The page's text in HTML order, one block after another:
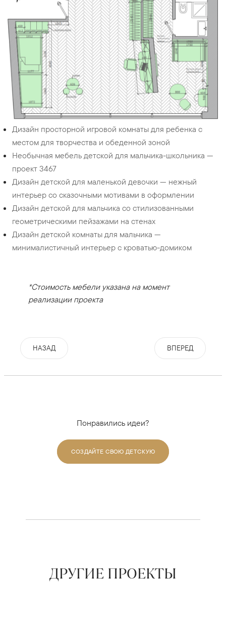
Дизайн просторной игровой комнаты для ребенка с
местом для творчества и обеденной зоной
Необычная мебель детской для мальчика-школьника —
проект 3467
Дизайн детской для маленькой девочки — нежный
интерьер со сказочными мотивами в оформлении
Дизайн детской для мальчика со стилизованными
геометрическими пейзажами на стенах
Дизайн детской комнаты для мальчика —
минималистичный интерьер с кроватью-домиком
*Стоимость мебели указана на момент
реализации проекта
НАЗАД ВПЕРЕД
Понравились идеи?
СОЗДАЙТЕ СВОЮ ДЕТСКУЮ
ДРУГИЕ ПРОЕКТЫ